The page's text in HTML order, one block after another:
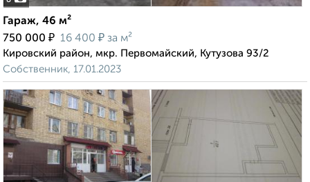
Гараж, 46 м²
750 000 ₽ 16 400 ₽ за м²
Кировский район, мкр. Первомайский, Кутузова 93/2
Собственник, 17.01.2023